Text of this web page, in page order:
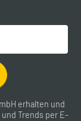
erhalten und
Trends per E-